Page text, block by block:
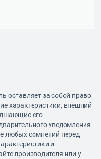
оставляет за собой право
характеристики, внешний
его
уведомления
любых сомнений перед
и
производителя или у